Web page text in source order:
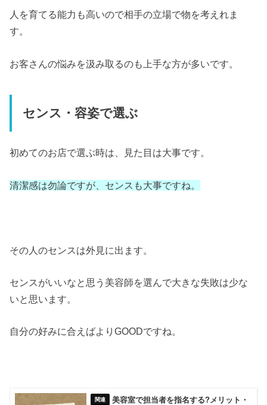
人を育てる能力も高いので相手の立場で物を考えれま
す。
お客さんの悩みを汲み取るのも上手な方が多いです。
センス・容姿で選ぶ
初めてのお店で選ぶ時は、見た目は大事です。
清潔感は勿論ですが、センスも大事ですね。
その人のセンスは外見に出ます。
センスがいいなと思う美容師を選んで大きな失敗は少な
いと思います。
自分の好みに合えばよりGOODですね。
美容室で担当者を指名する?メリット・